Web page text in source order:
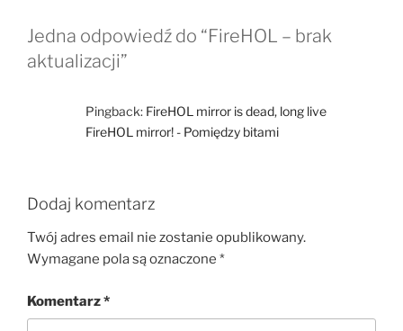
Jedna odpowiedź do “FireHOL – brak
aktualizacji”
Pingback: FireHOL mirror is dead, long live
FireHOL mirror! - Pomiędzy bitami
Dodaj komentarz
Twój adres email nie zostanie opublikowany.
Wymagane pola są oznaczone *
Komentarz*